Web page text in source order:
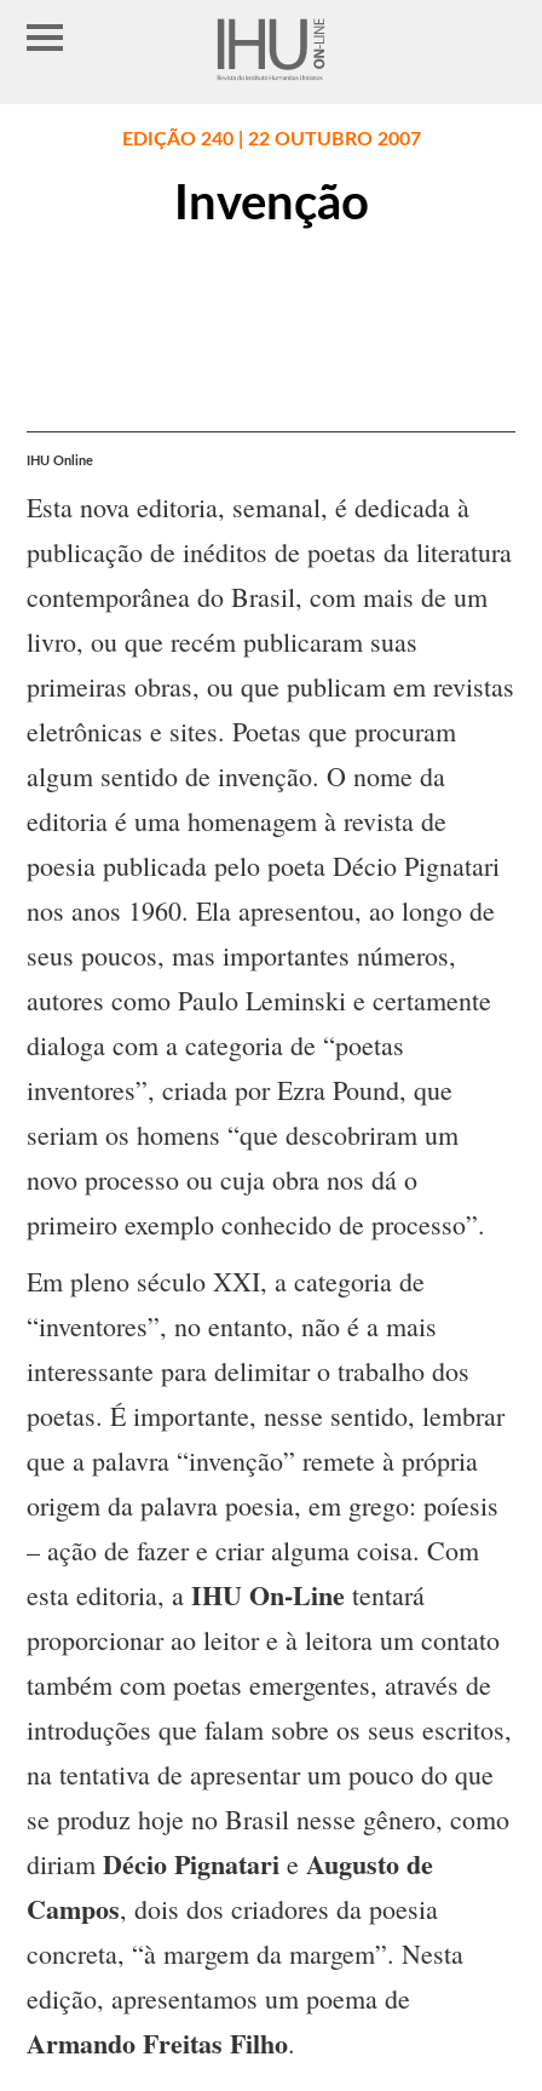
EDIÇÃO 240 | 22 OUTUBRO 2007
Invenção
IHU Online
Esta nova editoria, semanal, é dedicada à
publicação de inéditos de poetas da literatura
contemporânea do Brasil, com mais de um
livro, ou que recém publicaram suas
primeiras obras, ou que publicam em revistas
eletrônicas e sites. Poetas que procuram
algum sentido de invenção. O nome da
editoria é uma homenagem à revista de
poesia publicada pelo poeta Décio Pignatari
nos anos 1960. Ela apresentou, ao longo de
seus poucos, mas importantes números,
autores como Paulo Leminski e certamente
dialoga com a categoria de “poetas
inventores”, criada por Ezra Pound, que
seriam os homens “que descobriram um
novo processo ou cuja obra nos dá o
primeiro exemplo conhecido de processo”.
Em pleno século XXI, a categoria de
“inventores”, no entanto, não é a mais
interessante para delimitar o trabalho dos
poetas. É importante, nesse sentido, lembrar
que a palavra “invenção” remete à própria
origem da palavra poesia, em grego: poíesis
– ação de fazer e criar alguma coisa. Com
esta editoria, aIHU On-Line tentará
proporcionar ao leitor e à leitora um contato
também com poetas emergentes, através de
introduções que falam sobre os seus escritos,
na tentativa de apresentar um pouco do que
se produz hoje no Brasil nesse gênero, como
diriamDécio Pignatari eAugusto de
Campos, dois dos criadores da poesia
concreta, “à margem da margem”. Nesta
edição, apresentamos um poema de
Armando Freitas Filho.